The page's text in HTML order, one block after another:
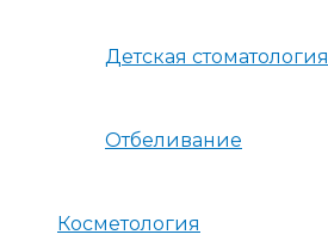
Детская стоматология
Отбеливание
Косметология